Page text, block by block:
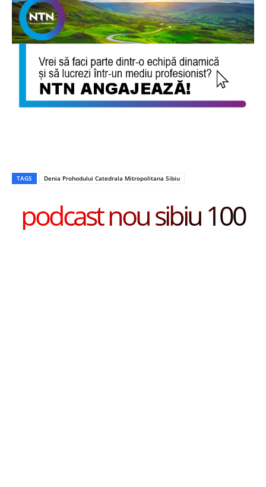
TAGS Denia Prohodului Catedrala Mitropolitana Sibiu
podcast nou sibiu 100